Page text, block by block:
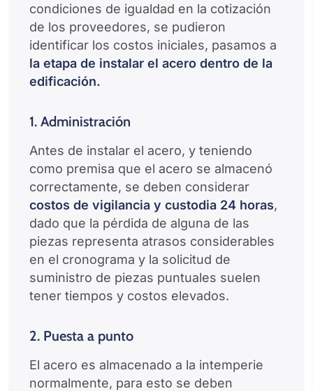
condiciones de igualdad en la cotización
de los proveedores, se pudieron
identificar los costos iniciales, pasamos a
la etapa de instalar el acero dentro de la
edificación.
1. Administración
Antes de instalar el acero, y teniendo
como premisa que el acero se almacenó
correctamente, se deben considerar
costos de vigilancia y custodia 24 horas,
dado que la pérdida de alguna de las
piezas representa atrasos considerables
en el cronograma y la solicitud de
suministro de piezas puntuales suelen
tener tiempos y costos elevados.
2. Puesta a punto
El acero es almacenado a la intemperie
normalmente, para esto se deben